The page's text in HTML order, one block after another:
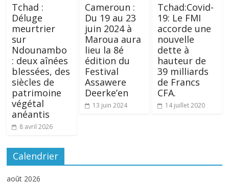
Tchad :
Déluge
meurtrier
sur
Ndounambo
: deux aînées
blessées, des
siècles de
patrimoine
végétal
anéantis
8 avril 2026
Cameroun :
Du 19 au 23
juin 2024 à
Maroua aura
lieu la 8é
édition du
Festival
Assawere
Deerke’en
13 juin 2024
Tchad:Covid-
19: Le FMI
accorde une
nouvelle
dette à
hauteur de
39 milliards
de Francs
CFA.
14 juillet 2020
Calendrier
août 2026